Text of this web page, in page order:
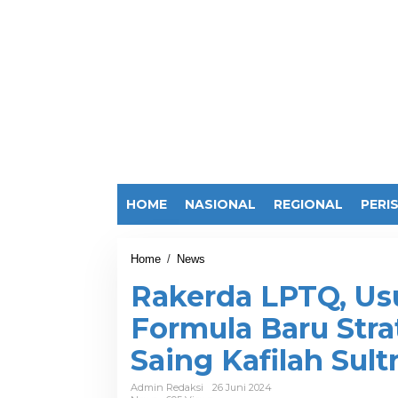
HOME NASIONAL REGIONAL
Home / News
k
e
r
d
a
L
P
Rakerda LPTQ,
Formula Baru
Saing Kafilah
Admin Redaksi
26 Juni 2024